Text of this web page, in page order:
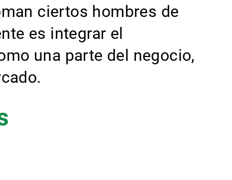
ciertos hombres de
es integrar el
una parte del negocio,